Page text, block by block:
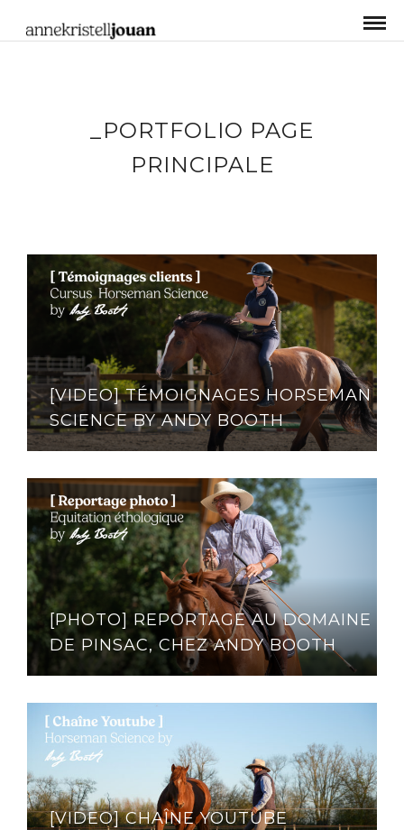
_PORTFOLIO PAGE
PRINCIPALE
[VIDEO] TÉMOIGNAGES HORSEMAN
SCIENCE BY ANDY BOOTH
[PHOTO] REPORTAGE AU DOMAINE
DE PINSAC, CHEZ ANDY BOOTH
[VIDEO] CHAÎNE YOUTUBE